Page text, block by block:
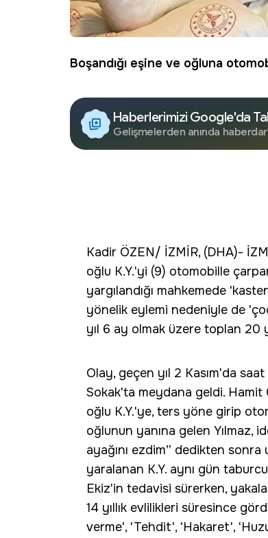
Boşandığı eşine ve oğluna
Haberlerimizi Google'da
Gelişmelerden anında
Kadir ÖZEN/ İZMİR, (DHA)-
oğlu K.Y.'yi (9) otomobille
yargılandığı mahkemede
yönelik eylemi nedeniyle de
yıl 6 ay olmak üzere toplan 20
Olay, geçen yıl 2 Kasım'da
Sokak'ta meydana geldi. Hamit
oğlu K.Y.'ye, ters yöne girip
oğlunun yanına gelen Yılmaz,
ayağını ezdim” dedikten sonra
yaralanan K.Y. aynı gün
Ekiz'in tedavisi sürerken,
14 yıllık evlilikleri süresince
verme', 'Tehdit', 'Hakaret',